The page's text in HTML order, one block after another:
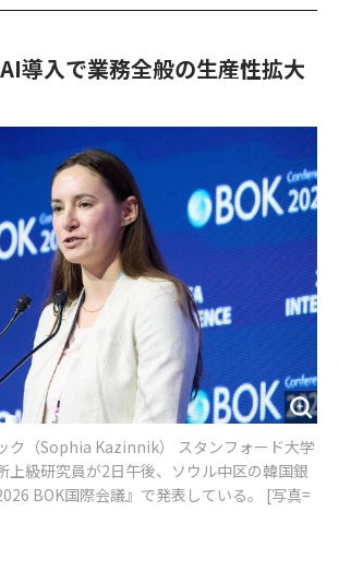
o
u
o
n
導入で業務全般の生産性拡大
ク（Sophia Kazinnik） スタンフォード大学
上級研究員が2日午後、ソウル中区の韓国銀
BOK国際会議』で発表している。 [写真=